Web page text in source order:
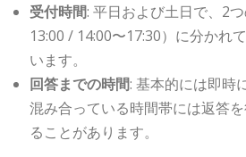
受付時間: 平日および土日で、2
13:00 / 14:00〜17:30）に分かれ
います。
回答までの時間: 基本的には即時
混み合っている時間帯には返答
ることがあります。